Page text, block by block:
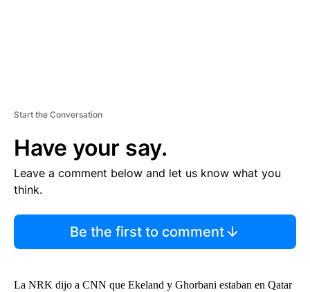
Start the Conversation
Have your say.
Leave a comment below and let us know what you
think.
Be the first to comment
La NRK dijo a CNN que Ekeland y Ghorbani estaban en Qatar